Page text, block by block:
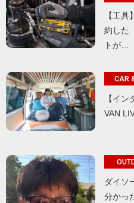
【工
約した
トが…
CAR
【イ
VAN
ダイソ
分かっ